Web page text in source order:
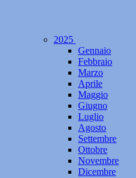
2025
Gennaio
Febbraio
Marzo
Aprile
Maggio
Giugno
Luglio
Agosto
Settembre
Ottobre
Novembre
Dicembre